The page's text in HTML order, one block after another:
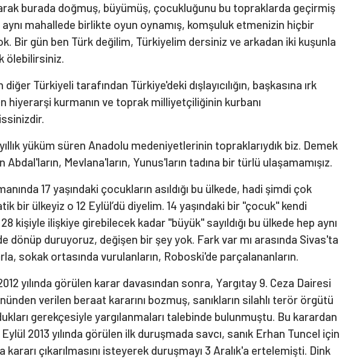
burada doğmuş, büyümüş, çocukluğunu bu topraklarda geçirmiş
aynı mahallede birlikte oyun oynamış, komşuluk etmenizin hiçbir
Bir gün ben Türk değilim, Türkiyelim dersiniz ve arkadan iki kuşunla
ölebilirsiniz.
diğer Türkiyeli tarafından Türkiye'deki dışlayıcılığın, başkasına ırk
hiyerarşi kurmanın ve toprak milliyetçiliğinin kurbanı
yüküm süren Anadolu medeniyetlerinin topraklarıydık biz. Demek
Abdal'ların, Mevlana'ların, Yunus'ların tadına bir türlü ulaşamamışız.
17 yaşındaki çocukların asıldığı bu ülkede, hadi şimdi çok
bir ülkeyiz o 12 Eylül’dü diyelim. 14 yaşındaki bir ''çocuk'' kendi
28 kişiyle ilişkiye girebilecek kadar ''büyük'' sayıldığı bu ülkede hep aynı
dönüp duruyoruz, değişen bir şey yok. Fark var mı arasında Sivas'ta
sokak ortasında vurulanların, Roboski'de parçalananların.
yılında görülen karar davasından sonra, Yargıtay 9. Ceza Dairesi
verilen beraat kararını bozmuş, sanıkların silahlı terör örgütü
gerekçesiyle yargılanmaları talebinde bulunmuştu. Bu karardan
2013 yılında görülen ilk duruşmada savcı, sanık Erhan Tuncel için
kararı çıkarılmasını isteyerek duruşmayı 3 Aralık'a ertelemişti. Dink